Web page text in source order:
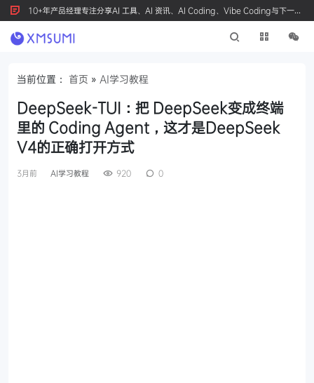
10+年产品经理专注分享AI 工具、AI 资讯、AI Coding、Vibe Coding与下一代
产品创新，按 Ctrl+D 收藏我们
当前位置： 首页 » AI学习教程
DeepSeek-TUI：把 DeepSeek变成终端
里的 Coding Agent，这才是DeepSeek
V4的正确打开方式
3月前 AI学习教程 920 0